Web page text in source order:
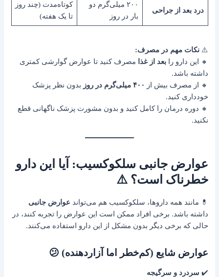
درد بعد از جراحی
۲۰۰ میلی‌گرم دو
بار در روز
کوتاه‌مدت (چند روز
تا یک هفته)
⚠️نکات مهم در مصرف:
🔸 این دارو رابعد از غذا
مصرف کنید تا عوارض گوارشی کمتری
داشته باشد.
🔸 از مصرف بیش از ۴۰۰ میلی‌گرم در روز
بدون نظر پزشک
خودداری کنید.
🔸 دوره درمان را کامل کنید و بدون مشورت پزشک ناگهانی قطع
نکنید.
عوارض جانبی سلکوکسیب: آیا این دارو
خطرناک است؟ ⚠️
💊 مانند همه داروها، سلکوکسیب هم می‌تواند عوارض جانبی
داشته باشد. برخی افراد ممکن است این عوارض را تجربه کنند، در
حالی که برخی دیگر بدون مشکل از این دارو استفاده می‌کنند.
عوارض شایع (کم‌خطر اما آزاردهنده) 😕
✔️ سردرد و سرگیجه